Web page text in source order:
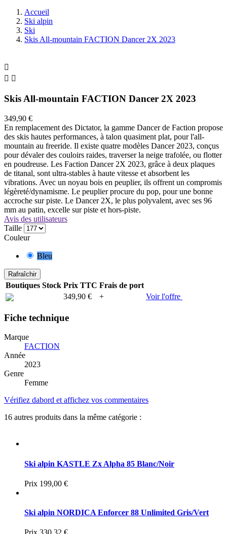
Accueil
Ski alpin
Ski
Skis All-mountain FACTION Dancer 2X 2023

 
Skis All-mountain FACTION Dancer 2X 2023
349,90 €
En remplacement des Dictator, la gamme Dancer de Faction propose
des skis hautes performances, à talon quasiment plat, pour l'all-
mountain au freeride. Il existe quatre modèles Dancer 2023, conçus
pour dévaler des couloirs raides, traverser la neige trafolée, ou flotter
en poudreuse. Les Faction Dancer 2X 2023, grâce à deux plaques
de titanal, sont ultra-stables à haute vitesse et absorbent les
vibrations. Avec un noyau bois en peuplier, ils offrent un compromis
légèreté/dynamisme. Le peuplier procure du pop, pour une bonne
accroche sur piste. Le Dancer 2X, le plus polyvalent, avec ses 96
mm au patin, excelle sur piste et hors-piste.
Avis des utilisateurs
Taille
Couleur
Bleu
Boutiques Stock Prix TTC Frais de port
349,90 €
+ Voir l'offre
Fiche technique
Marque
FACTION
Année
2023
Genre
Femme
Vérifiez dabord et affichez vos commentaires
16 autres produits dans la même catégorie :
Ski alpin KASTLE Zx Alpha 85 Blanc/Noir
Prix 199,00 €
Ski alpin NORDICA Enforcer 88 Unlimited Gris/Vert